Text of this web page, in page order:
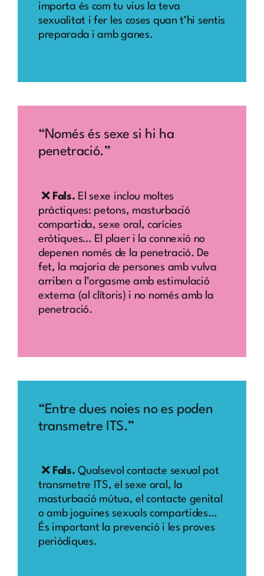
importa és com tu vius la teva
sexualitat i fer les coses quan t’hi sentis
preparada i amb ganes.
“Només és sexe si hi ha
penetració.”
❌ Fals. El sexe inclou moltes
pràctiques: petons, masturbació
compartida, sexe oral, carícies
eròtiques… El plaer i la connexió no
depenen només de la penetració. De
fet, la majoria de persones amb vulva
arriben a l’orgasme amb estimulació
externa (al clítoris) i no només amb la
penetració.
“Entre dues noies no es poden
transmetre ITS.”
❌ Fals. Qualsevol contacte sexual pot
transmetre ITS, el sexe oral, la
masturbació mútua, el contacte genital
o amb joguines sexuals compartides…
És important la prevenció i les proves
periòdiques.